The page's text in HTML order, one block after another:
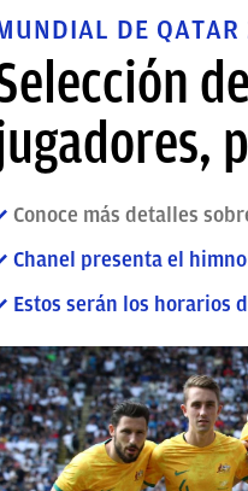
DE
Conoce más detalles
Chanel presenta el
Estos serán los horarios